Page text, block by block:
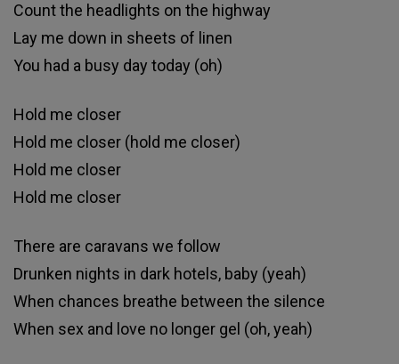
Count the headlights on the highway
Lay me down in sheets of linen
You had a busy day today (oh)
Hold me closer
Hold me closer (hold me closer)
Hold me closer
Hold me closer
There are caravans we follow
Drunken nights in dark hotels, baby (yeah)
When chances breathe between the silence
When sex and love no longer gel (oh, yeah)